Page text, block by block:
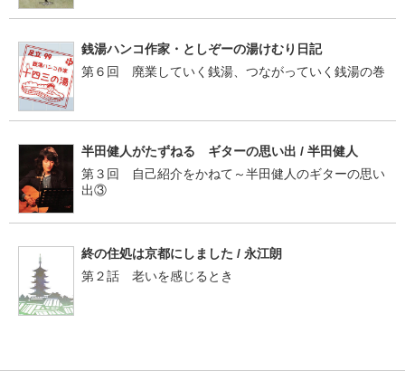
銭湯ハンコ作家・としぞーの湯けむり日記
第６回 廃業していく銭湯、つながっていく銭湯の巻
半田健人がたずねる ギターの思い出 / 半田健人
第３回 自己紹介をかねて～半田健人のギターの思い
出③
終の住処は京都にしました / 永江朗
第２話 老いを感じるとき